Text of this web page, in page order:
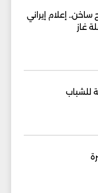
إعلام إيراني
غاز